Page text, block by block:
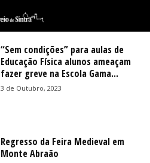
“Sem condições” para aulas de
Educação Física alunos ameaçam
fazer greve na Escola Gama...
3 de Outubro, 2023
Regresso da Feira Medieval em
Monte Abraão